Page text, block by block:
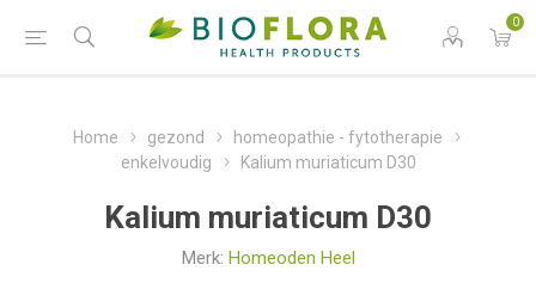
0
Home gezond
homeopathie - fytotherapie
enkelvoudig
Kalium muriaticum D30
Kalium muriaticum D30
Merk: Homeoden Heel